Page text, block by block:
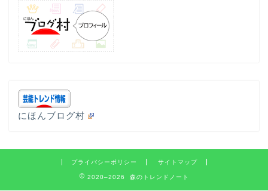
にほんブログ村
プライバシーポリシー サイトマップ
2020–2026 森のトレンドノート